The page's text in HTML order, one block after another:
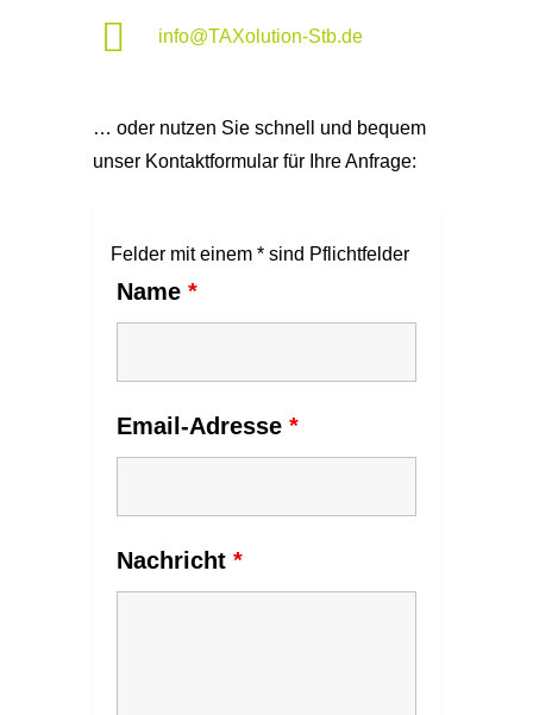
info@TAXolution-Stb.de
… oder nutzen Sie schnell und bequem
unser Kontaktformular für Ihre Anfrage:
Felder mit einem * sind Pflichtfelder
Name *
Email-Adresse *
Nachricht *